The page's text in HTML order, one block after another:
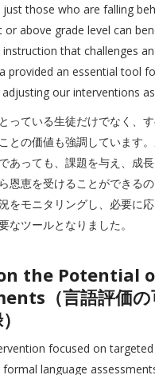
those who are falling
or above grade level can
that challenges
provided an essential tool
our interventions
っている生徒だけでなく、
との価値も強調しています
あっても、課題を与え、成
恩恵を受けることができる
をモニタリングし、必要に
なツールとなりました。
the Potential
（言語評価の
focused on
language